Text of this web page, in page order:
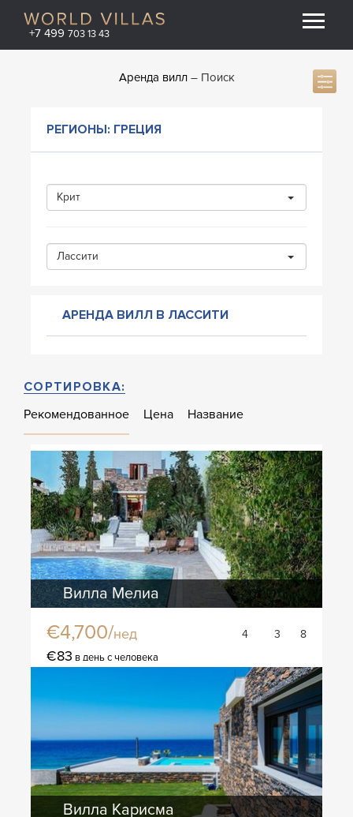
+7 499 703 13 43
Аренда вилл Поиск
РЕГИОНЫ: ГРЕЦИЯ
Крит
Лассити
АРЕНДА ВИЛЛ В ЛАССИТИ
СОРТИРОВКА:
Рекомендованное
Цена Название
Вилла Мелиа
€4,700/нед 4 3 8
€83 в день с человека
Вилла Карисма